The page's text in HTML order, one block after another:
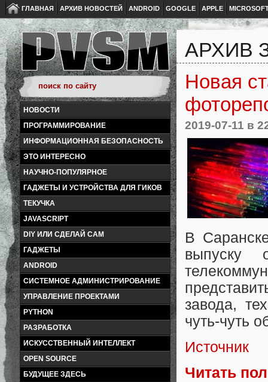
ГЛАВНАЯ АРХИВ НОВОСТЕЙ ANDROID GOOGLE APPLE
НОВОСТИ
ПРОГРАММИРОВАНИЕ
ИНФОРМАЦИОННАЯ БЕЗОПАСНОСТЬ
ЭТО ИНТЕРЕСНО
НАУЧНО-ПОПУЛЯРНОЕ
ГАДЖЕТЫ И УСТРОЙСТВА ДЛЯ ГИКОВ
ТЕКУЧКА
JAVASCRIPT
DIY ИЛИ СДЕЛАЙ САМ
ГАДЖЕТЫ
ANDROID
СИСТЕМНОЕ АДМИНИСТРИРОВАНИЕ
УПРАВЛЕНИЕ ПРОЕКТАМИ
PYTHON
РАЗРАБОТКА
ИСКУССТВЕННЫЙ ИНТЕЛЛЕКТ
OPEN SOURCE
БУДУЩЕЕ ЗДЕСЬ
АРХИВ
Новая
2019-07-11 в
В
выпуску
завода,
чуть-чуть
Источник
Читать